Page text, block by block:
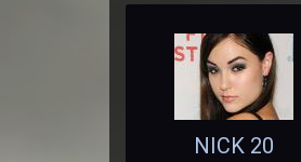
NICK 20